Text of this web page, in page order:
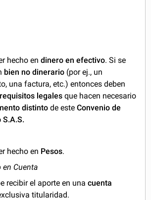
hecho endinero en efectivo. Si se
bien no dinerario (por ej., un
una factura, etc.) entonces deben
legales que hacen necesario
distinto de esteConvenio de
S.A.S.
hecho en Pesos.
en Cuenta
recibir el aporte en unacuenta
titularidad.